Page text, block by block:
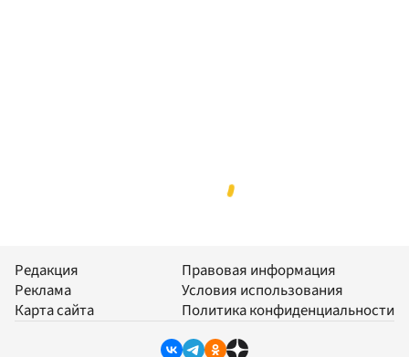
Редакция
Реклама
Карта сайта
Правовая информация
Условия использования
Политика конфиденциальности